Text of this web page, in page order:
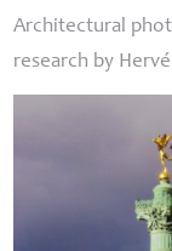
Architectural
research by